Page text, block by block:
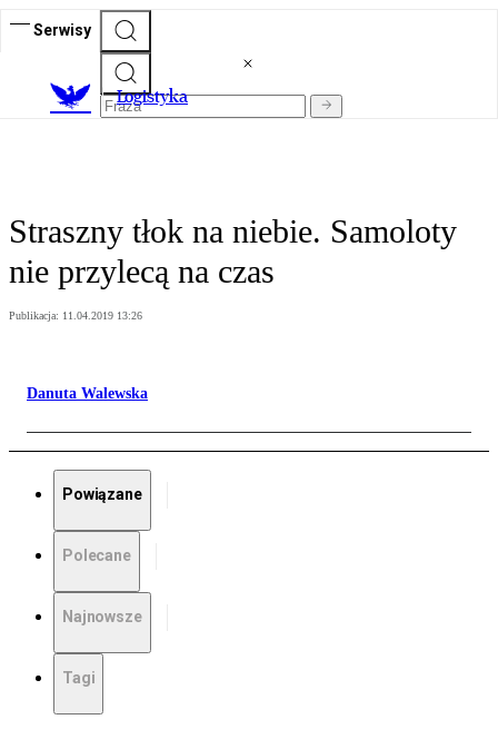
Serwisy
Logistyka
Straszny tłok na niebie. Samoloty
nie przylecą na czas
Publikacja: 11.04.2019 13:26
Danuta Walewska
Powiązane
Polecane
Najnowsze
Tagi